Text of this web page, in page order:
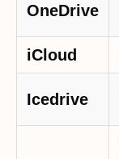
OneDrive
iCloud
Icedrive